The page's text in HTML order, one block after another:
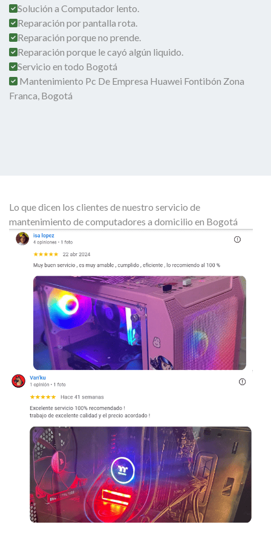
Solución a Computador lento.
Reparación por pantalla rota.
Reparación porque no prende.
Reparación porque le cayó algún liquido.
Servicio en todo Bogotá
Mantenimiento Pc De Empresa Huawei Fontibón Zona
Franca, Bogotá
Lo que dicen los clientes de nuestro servicio de
mantenimiento de computadores a domicilio en Bogotá